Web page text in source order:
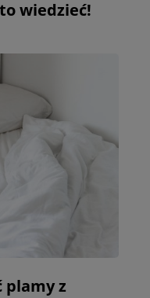
wiedzieć!
plamy z